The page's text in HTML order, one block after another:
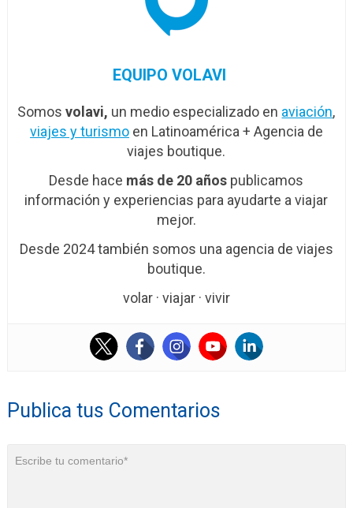
EQUIPO VOLAVI
Somosvolavi, un medio especializado en aviación,
viajes y turismoen Latinoamérica + Agencia de
viajes boutique.
Desde hace más de 20 años publicamos
información y experiencias para ayudarte a viajar
mejor.
Desde 2024 también somos una agencia de viajes
boutique.
volar · viajar · vivir
Publica tus Comentarios